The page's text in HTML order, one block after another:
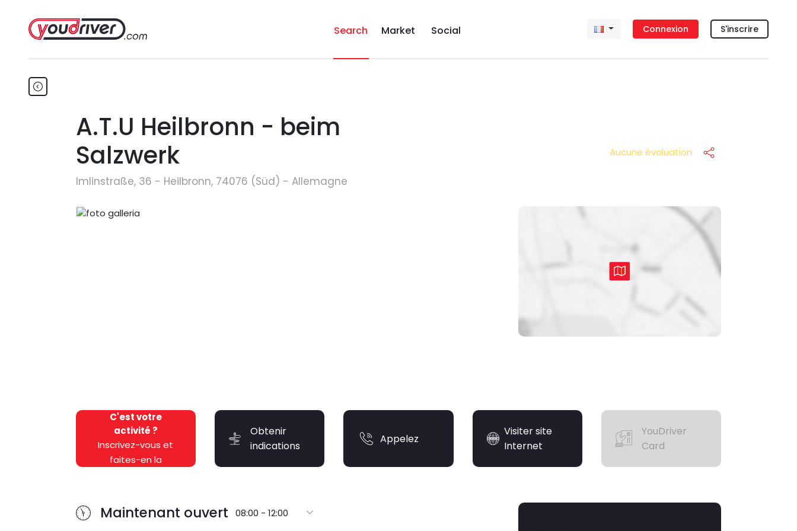
Search Market Social Connexion S'inscrire
A.T.U Heilbronn - beim
Salzwerk
Imlinstraße, 36 - Heilbronn, 74076 (Süd) - Allemagne
Aucune évaluation
C'est votre
activité ?
Inscrivez-vous et
faites-en la
Obtenir
indications
Appelez
Visiter site
Internet
YouDriver
Card
Maintenant ouvert 08:00 - 12:00